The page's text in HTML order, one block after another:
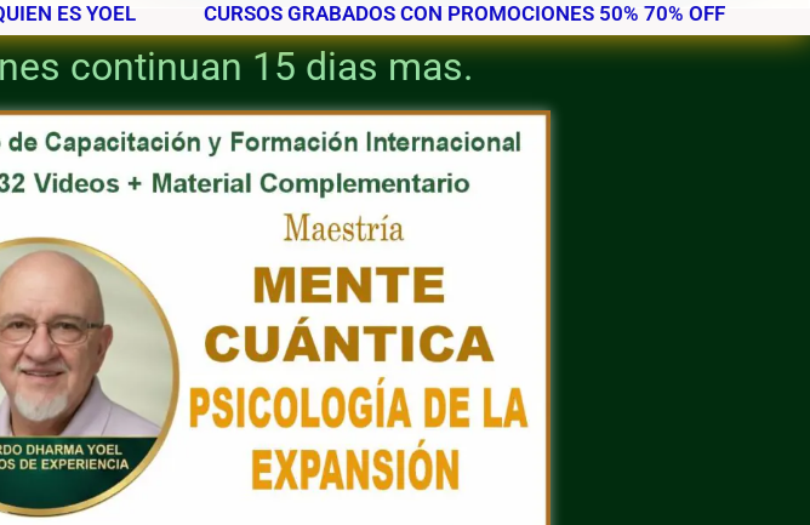
ES YOEL CURSOS GRABADOS CON PROMOCIONES 50% 70% OFF
continuan 15 dias mas.